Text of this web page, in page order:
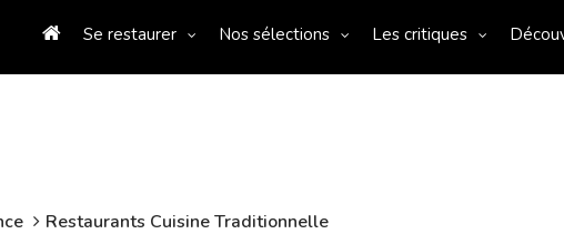
Se restaurer Nos sélections Les critiques
Restaurants Cuisine Traditionnelle